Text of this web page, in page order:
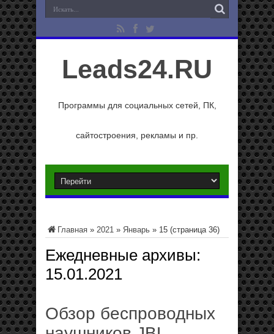
Leads24.RU
Программы для социальных сетей, ПК,
сайтостроения, рекламы и пр.
Главная » 2021 » Январь » 15 (страница 36)
Ежедневные архивы:
15.01.2021
Обзор беспроводных